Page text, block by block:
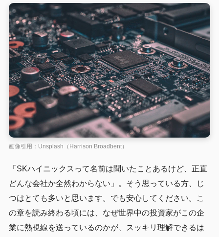
画像引用：Unsplash（Harrison Broadbent）
「SKハイニックスって名前は聞いたことあるけど、正直
どんな会社か全然わからない」。そう思っている方、じ
つはとても多いと思います。でも安心してください。こ
の章を読み終わる頃には、なぜ世界中の投資家がこの企
業に熱視線を送っているのかが、スッキリ理解できるは